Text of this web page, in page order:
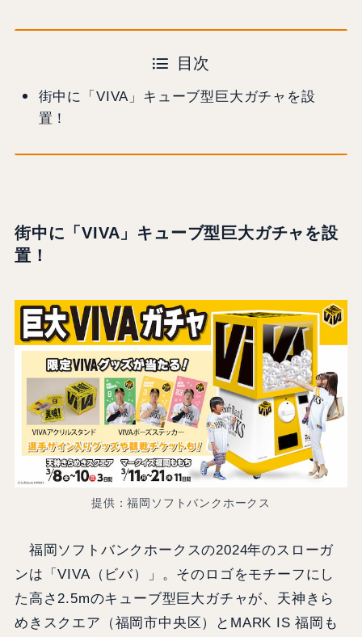
目次
街中に「VIVA」キューブ型巨大ガチャを設
置！
街中に「VIVA」キューブ型巨大ガチャを設
置！
提供：福岡ソフトバンクホークス
福岡ソフトバンクホークスの2024年のスローガ
ンは「VIVA（ビバ）」。そのロゴをモチーフにし
た高さ2.5mのキューブ型巨大ガチャが、天神きら
めきスクエア（福岡市中央区）とMARK IS 福岡も